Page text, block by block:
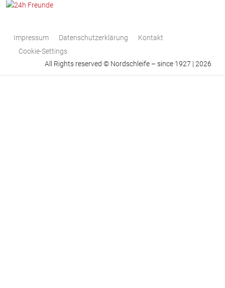
Impressum Datenschutzerklärung
Kontakt
Cookie-Settings
All Rights reserved © Nordschleife – since 1927 | 2026